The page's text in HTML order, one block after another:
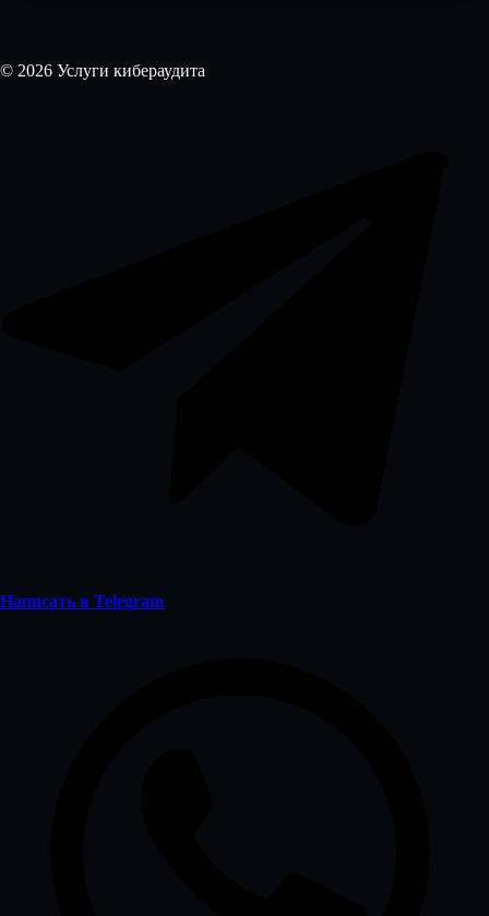
© 2026 Услуги кибераудита
Написать в Telegram